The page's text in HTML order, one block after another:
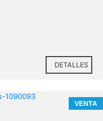
DETALLES
VENTA